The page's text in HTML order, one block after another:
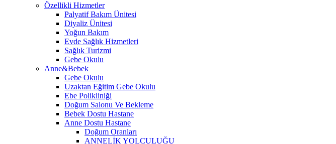
Özellikli Hizmetler
Palyatif Bakım Ünitesi
Diyaliz Ünitesi
Yoğun Bakım
Evde Sağlık Hizmetleri
Sağlık Turizmi
Gebe Okulu
Anne&Bebek
Gebe Okulu
Uzaktan Eğitim Gebe Okulu
Ebe Polikliniği
Doğum Salonu Ve Bekleme
Bebek Dostu Hastane
Anne Dostu Hastane
Doğum Oranları
ANNELİK YOLCULUĞU